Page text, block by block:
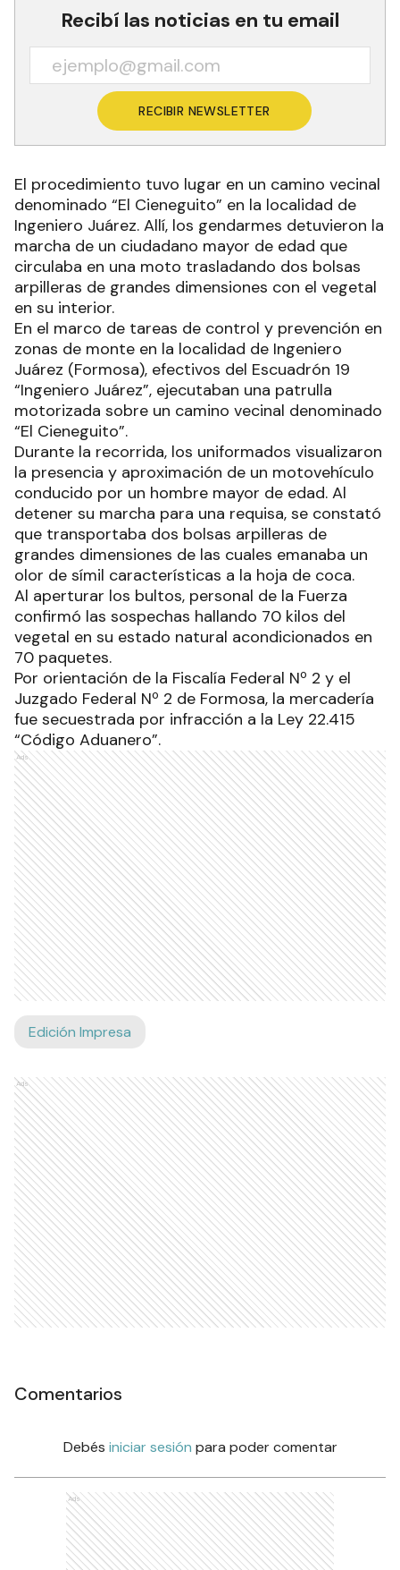
Recibí las noticias en tu email
RECIBIR NEWSLETTER
El procedimiento tuvo lugar en un camino vecinal
denominado “El Cieneguito” en la localidad de
Ingeniero Juárez. Allí, los gendarmes detuvieron la
marcha de un ciudadano mayor de edad que
circulaba en una moto trasladando dos bolsas
arpilleras de grandes dimensiones con el vegetal
en su interior.
En el marco de tareas de control y prevención en
zonas de monte en la localidad de Ingeniero
Juárez (Formosa), efectivos del Escuadrón 19
“Ingeniero Juárez”, ejecutaban una patrulla
motorizada sobre un camino vecinal denominado
“El Cieneguito”.
Durante la recorrida, los uniformados visualizaron
la presencia y aproximación de un motovehículo
conducido por un hombre mayor de edad. Al
detener su marcha para una requisa, se constató
que transportaba dos bolsas arpilleras de
grandes dimensiones de las cuales emanaba un
olor de símil características a la hoja de coca.
Al aperturar los bultos, personal de la Fuerza
confirmó las sospechas hallando 70 kilos del
vegetal en su estado natural acondicionados en
70 paquetes.
Por orientación de la Fiscalía Federal Nº 2 y el
Juzgado Federal Nº 2 de Formosa, la mercadería
fue secuestrada por infracción a la Ley 22.415
“Código Aduanero”.
Ads
Edición Impresa
Ads
Comentarios
Debés iniciar sesión para poder comentar
Ads